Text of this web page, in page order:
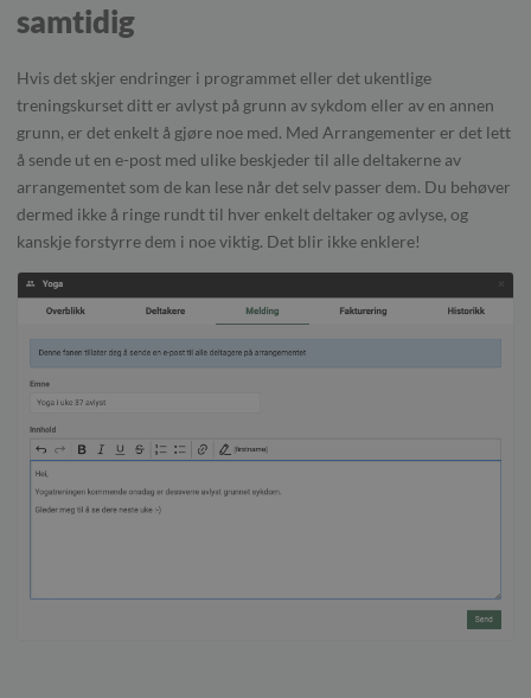
samtidig
Hvis det skjer endringer i programmet eller det ukentlige
treningskurset ditt er avlyst på grunn av sykdom eller av en annen
grunn, er det enkelt å gjøre noe med. Med Arrangementer er det lett
å sende ut en e-post med ulike beskjeder til alle deltakerne av
arrangementet som de kan lese når det selv passer dem. Du behøver
dermed ikke å ringe rundt til hver enkelt deltaker og avlyse, og
kanskje forstyrre dem i noe viktig. Det blir ikke enklere!